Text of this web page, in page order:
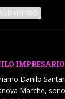
VITERBO
IMPRESARIO
Danilo
Marche,